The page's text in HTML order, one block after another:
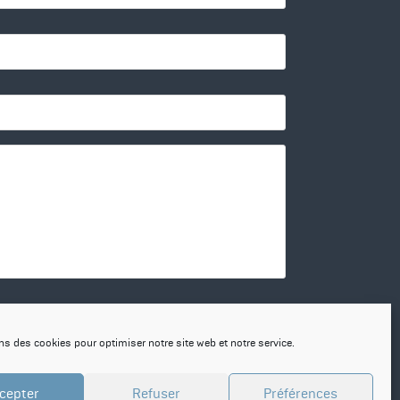
des cookies pour optimiser notre site web et notre service.
Refuser Préférences